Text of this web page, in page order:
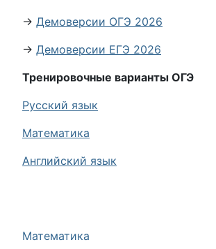
Математика
→ Демоверсии ОГЭ 2026
→ Демоверсии ЕГЭ 2026
Тренировочные варианты ОГЭ
Русский язык
Математика
Английский язык